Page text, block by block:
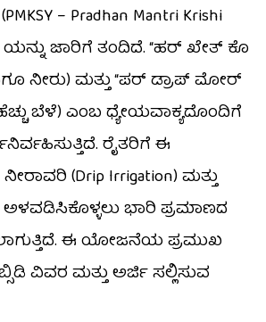
– Pradhan Mantri Krishi
ಯನ್ನು ಜಾರಿಗೆ ತಂದಿದೆ. “ಹರ್ ಖೇತ್ ಕೊ
ನೀರು) ಮತ್ತು “ಪರ್ ಡ್ರಾಪ್ ಮೋರ್
ಬೆಳೆ) ಎಂಬ ಧ್ಯೇಯವಾಕ್ಯದೊಂದಿಗೆ
ರೈತರಿಗೆ ಈ
(Drip Irrigation) ಮತ್ತು
ಅಳವಡಿಸಿಕೊಳ್ಳಲು ಭಾರಿ ಪ್ರಮಾಣದ
ಈ ಯೋಜನೆಯ ಪ್ರಮುಖ
ವಿವರ ಮತ್ತು ಅರ್ಜಿ ಸಲ್ಲಿಸುವ